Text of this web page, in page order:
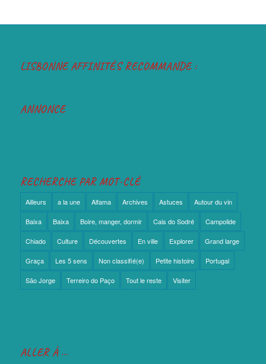
LISBONNE AFFINITÉS RECOMMANDE :
ANNONCE
RECHERCHE PAR MOT-CLÉ
Ailleurs a la une Alfama Archives Astuces Autour du vin
Baixa Baixa Boire, manger, dormir Cais do Sodré Campolide
Chiado Culture Découvertes En ville Explorer Grand large
Graça Les 5 sens Non classifié(e) Petite histoire Portugal
São Jorge Terreiro do Paço Tout le reste Visiter
ALLER À …